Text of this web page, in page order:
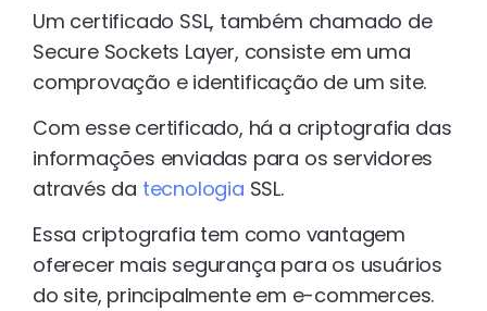
Um certificado SSL, também chamado de
Secure Sockets Layer, consiste em uma
comprovação e identificação de um site.
Com esse certificado, há a criptografia das
informações enviadas para os servidores
através da tecnologia SSL.
Essa criptografia tem como vantagem
oferecer mais segurança para os usuários
do site, principalmente em e-commerces.